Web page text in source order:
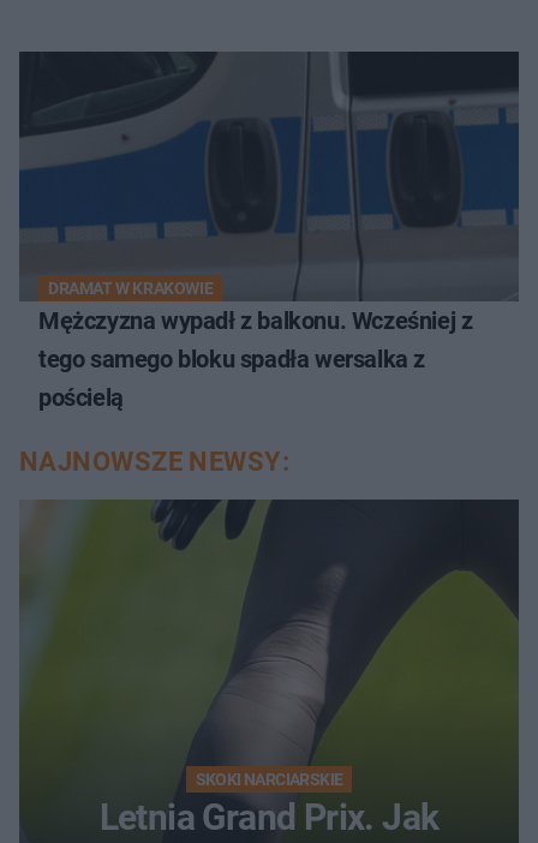
DRAMAT W KRAKOWIE
Mężczyzna wypadł z balkonu. Wcześniej z
tego samego bloku spadła wersalka z
pościelą
NAJNOWSZE NEWSY:
SKOKI NARCIARSKIE
Letnia Grand Prix. Jak